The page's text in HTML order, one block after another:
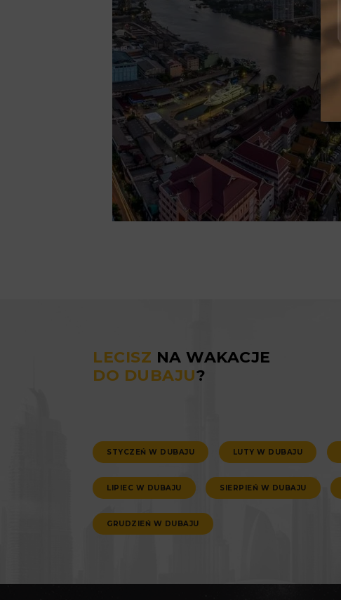
LECISZ NA WAKACJE
DO DUBAJU?
STYCZEŃ W DUBAJU LUTY W DUBAJU
LIPIEC W DUBAJU SIERPIEŃ W DUBAJU
GRUDZIEŃ W DUBAJU